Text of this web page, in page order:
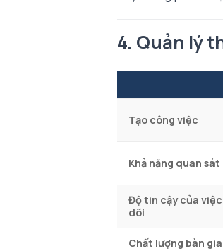
4. Quản lý
Tạo công việc
Khả năng quan sát
Độ tin cậy của
dõi
Chất lượng bàn